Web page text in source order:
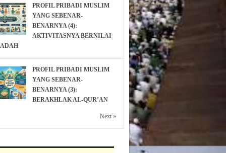
PROFIL PRIBADI MUSLIM
YANG SEBENAR-
BENARNYA (4):
AKTIVITASNYA BERNILAI
PROFIL PRIBADI MUSLIM
YANG SEBENAR-
BENARNYA (3):
BERAKHLAK AL-QUR’AN
Next »